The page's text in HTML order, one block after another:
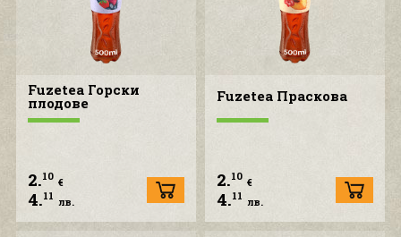
Fuzetea Горски
плодове
2.10 €
4.11 лв.
Fuzetea Праскова
2.10 €
4.11 лв.